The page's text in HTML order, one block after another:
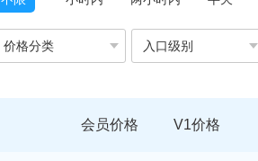
价格分类 入口级别
会员价格 V1价格